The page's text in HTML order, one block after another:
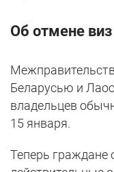
Об отмене виз
Беларусью и
владельцев
15 января.
Теперь граждане